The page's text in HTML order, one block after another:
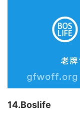
14.Boslife